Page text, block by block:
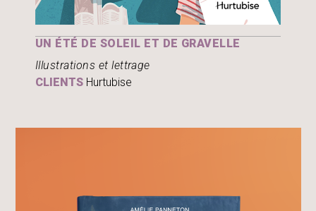
UN ÉTÉ DE SOLEIL ET DE GRAVELLE
Illustrations et lettrage
CLIENTSHurtubise